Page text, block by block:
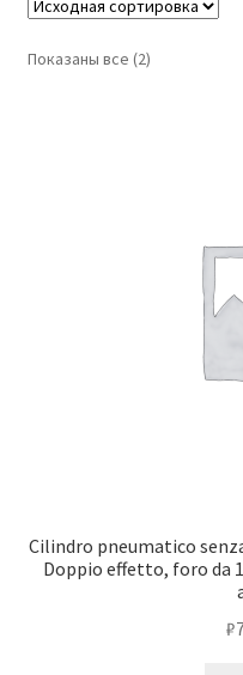
Мой аккаунт
Показаны все (2)
Cilindro pneumatico
Doppio effetto, foro da
₽